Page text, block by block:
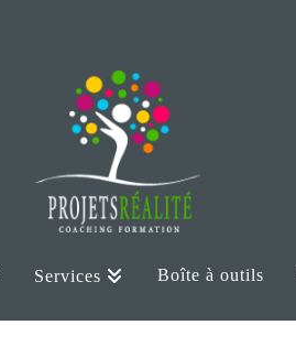
Services Boîte à outils